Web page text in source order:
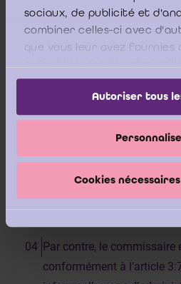
sociaux, de publicité et
combiner celles-ci avec
que vous leur avez fournies
services.
Autoriser tous
Cookies
actes en qualité
notamment à l’exercice indirect
commerciale par un réviseur
d’inscription en faux de l’acte
qui correspond notamment à
est interdit.
Par contre, le commissaire
conformément à l’article